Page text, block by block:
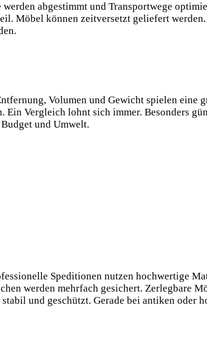
abgestimmt und Transportwege
Möbel können zeitversetzt geliefert
Volumen und Gewicht spielen eine
Ein Vergleich lohnt sich immer. Besonders
und Umwelt.
Speditionen nutzen hochwertige
werden mehrfach gesichert. Zerlegbare
und geschützt. Gerade bei antiken oder